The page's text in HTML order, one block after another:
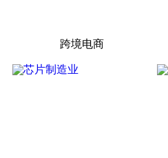
跨境电商